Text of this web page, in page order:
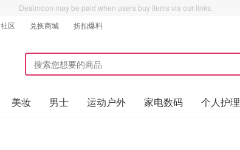
Dealmoon may be paid when users buy items via our links.
社区 兑换商城 折扣爆料
美妆 男士 运动户外 家电数码 个人护理